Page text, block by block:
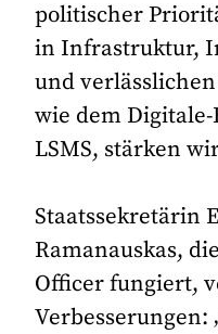
politischer
in Infrastruktur,
und
wie dem
LSMS, stärken
Staatssekretärin
Ramanauskas,
Officer fungiert,
Verbesserungen: